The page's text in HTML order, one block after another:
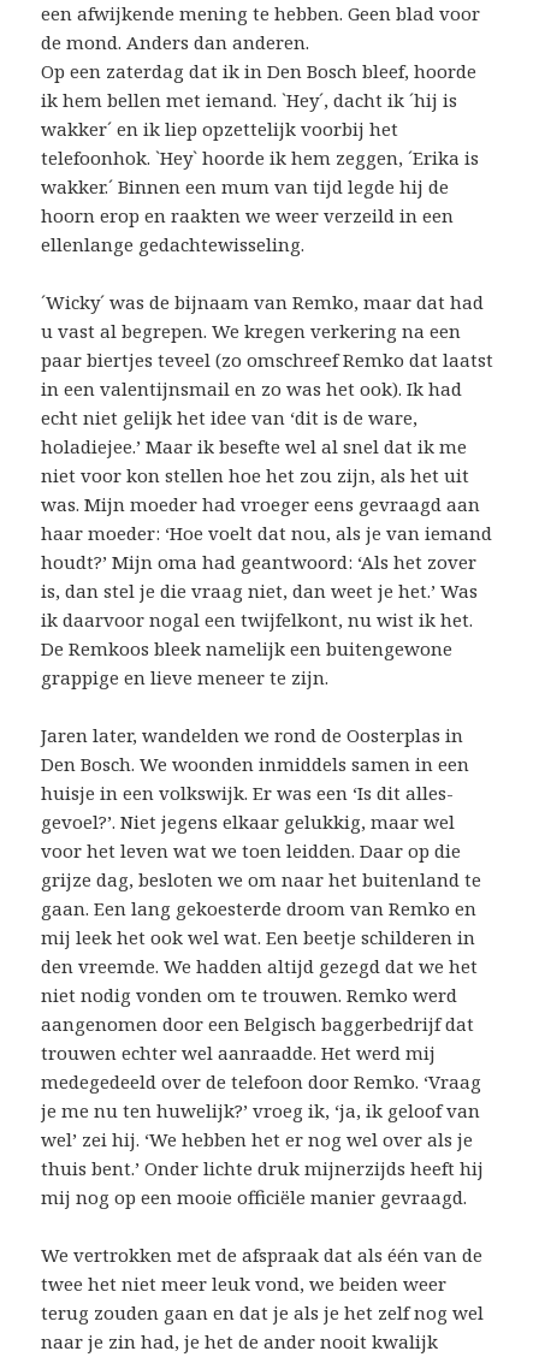
een afwijkende mening te hebben. Geen blad voor
de mond. Anders dan anderen.
Op een zaterdag dat ik in Den Bosch bleef, hoorde
ik hem bellen met iemand. `Hey´, dacht ik ´hij is
wakker´ en ik liep opzettelijk voorbij het
telefoonhok. `Hey` hoorde ik hem zeggen, ´Erika is
wakker.´ Binnen een mum van tijd legde hij de
hoorn erop en raakten we weer verzeild in een
ellenlange gedachtewisseling.
´Wicky´ was de bijnaam van Remko, maar dat had
u vast al begrepen. We kregen verkering na een
paar biertjes teveel (zo omschreef Remko dat laatst
in een valentijnsmail en zo was het ook). Ik had
echt niet gelijk het idee van ‘dit is de ware,
holadiejee.’ Maar ik besefte wel al snel dat ik me
niet voor kon stellen hoe het zou zijn, als het uit
was. Mijn moeder had vroeger eens gevraagd aan
haar moeder: ‘Hoe voelt dat nou, als je van iemand
houdt?’ Mijn oma had geantwoord: ‘Als het zover
is, dan stel je die vraag niet, dan weet je het.’ Was
ik daarvoor nogal een twijfelkont, nu wist ik het.
De Remkoos bleek namelijk een buitengewone
grappige en lieve meneer te zijn.
Jaren later, wandelden we rond de Oosterplas in
Den Bosch. We woonden inmiddels samen in een
huisje in een volkswijk. Er was een ‘Is dit alles-
gevoel?’. Niet jegens elkaar gelukkig, maar wel
voor het leven wat we toen leidden. Daar op die
grijze dag, besloten we om naar het buitenland te
gaan. Een lang gekoesterde droom van Remko en
mij leek het ook wel wat. Een beetje schilderen in
den vreemde. We hadden altijd gezegd dat we het
niet nodig vonden om te trouwen. Remko werd
aangenomen door een Belgisch baggerbedrijf dat
trouwen echter wel aanraadde. Het werd mij
medegedeeld over de telefoon door Remko. ‘Vraag
je me nu ten huwelijk?’ vroeg ik, ‘ja, ik geloof van
wel’ zei hij. ‘We hebben het er nog wel over als je
thuis bent.’ Onder lichte druk mijnerzijds heeft hij
mij nog op een mooie officiële manier gevraagd.
We vertrokken met de afspraak dat als één van de
twee het niet meer leuk vond, we beiden weer
terug zouden gaan en dat je als je het zelf nog wel
naar je zin had, je het de ander nooit kwalijk